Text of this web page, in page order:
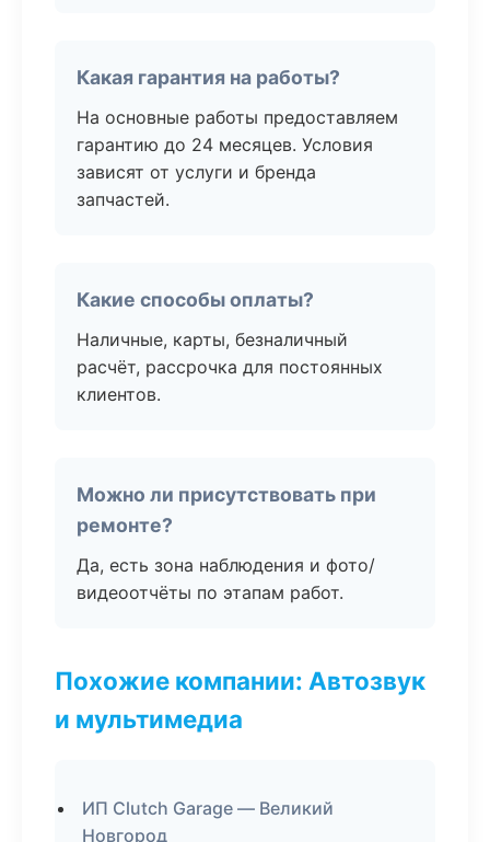
Какая гарантия на работы?
На основные работы предоставляем
гарантию до 24 месяцев. Условия
зависят от услуги и бренда
запчастей.
Какие способы оплаты?
Наличные, карты, безналичный
расчёт, рассрочка для постоянных
клиентов.
Можно ли присутствовать при
ремонте?
Да, есть зона наблюдения и фото/
видеоотчёты по этапам работ.
Похожие компании: Автозвук
и мультимедиа
ИП Clutch Garage — Великий
Новгород